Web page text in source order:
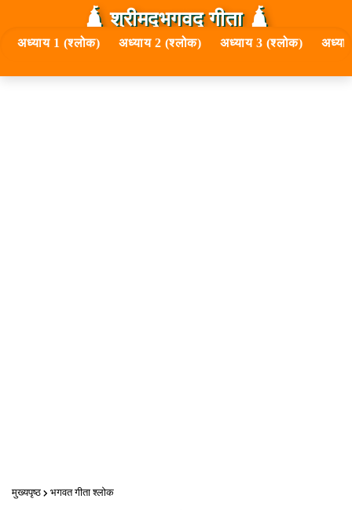
🛕 श्रीमद्‍भगवद्‍ गीता 🛕
अध्याय 1 (श्लोक) अध्याय 2 (श्लोक) अध्याय 3 (श्लोक)
मुख्यपृष्ठ भगवत गीता श्लोक